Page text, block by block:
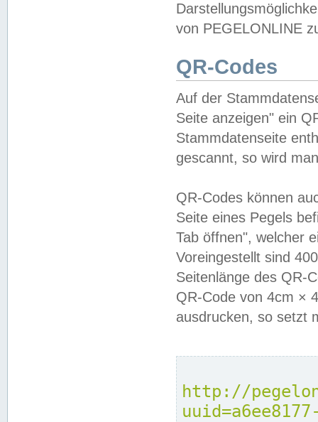
von PEGELONLINE
QR-Codes
Auf der
Seite anzeigen" ein
Stammdatenseite
gescannt, so wird
QR-Codes können
Seite eines Pegels
Tab öffnen", welcher
Voreingestellt sind
Seitenlänge des QR-
QR-Code von 4cm ×
ausdrucken, so setzt
http://